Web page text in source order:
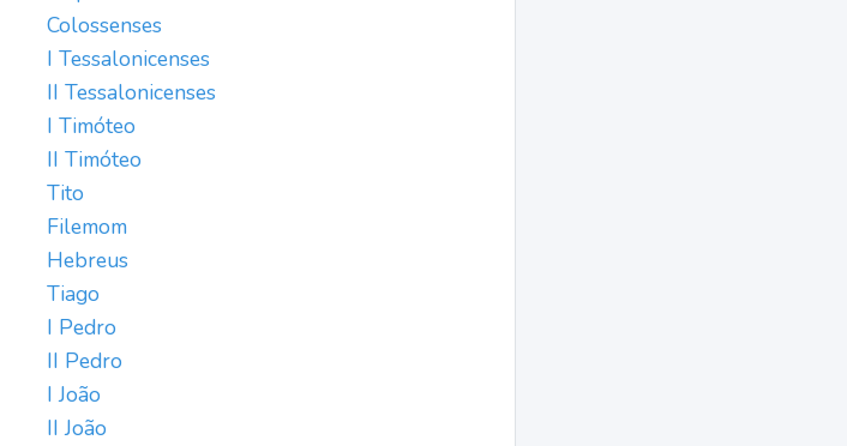
Colossenses
I Tessalonicenses
II Tessalonicenses
I Timóteo
II Timóteo
Tito
Filemom
Hebreus
Tiago
I Pedro
II Pedro
I João
II João